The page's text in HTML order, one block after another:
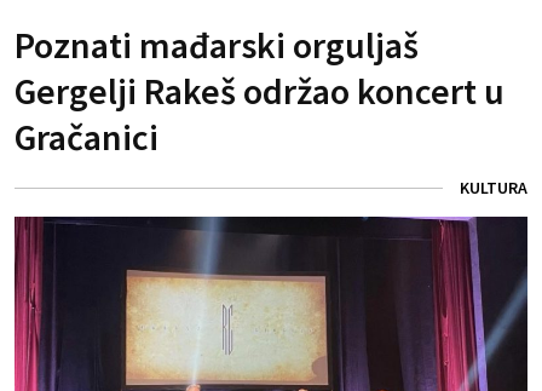
Poznati mađarski orguljaš
Gergelji Rakeš održao koncert u
Gračanici
KULTURA